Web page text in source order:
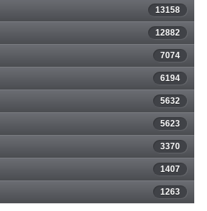
13158
12882
7074
6194
5632
5623
3370
1407
1263